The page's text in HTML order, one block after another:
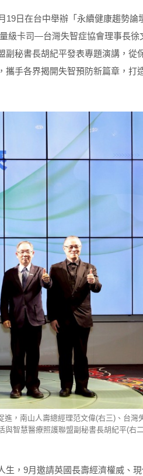
19日在台中舉辦「永續健康趨勢論
級卡司—台灣失智症協會理事長徐
秘書長胡紀平發表專題演講，從
手各界揭開失智預防新篇章，打
，南山人壽總經理范文偉(右三)、台灣
智慧醫療照護聯盟副秘書長胡紀平(右
，9月邀請英國長壽經濟權威、